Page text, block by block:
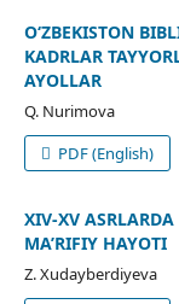
O‘ZBEKISTON
KADRLAR
AYOLLAR
Q. Nurimova
PDF (English)
XIV-XV
MA’RIFIY HAYOTI
Z. Xudayberdiyeva